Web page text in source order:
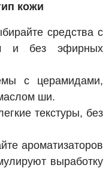
кожи
средства с
и без эфирных
с церамидами,
ши.
текстуры, без
ароматизаторов
выработку